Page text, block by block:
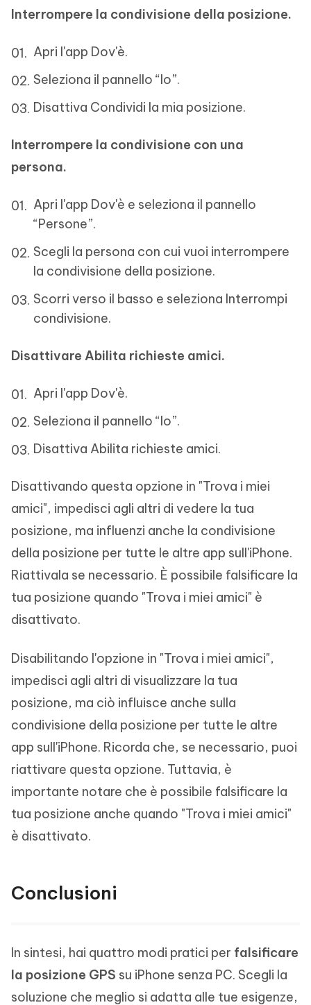
Interrompere la condivisione della posizione.
Apri l'app Dov'è.
Seleziona il pannello “Io”.
Disattiva Condividi la mia posizione.
Interrompere la condivisione con una
persona.
Apri l'app Dov'è e seleziona il pannello
“Persone”.
Scegli la persona con cui vuoi interrompere
la condivisione della posizione.
Scorri verso il basso e seleziona Interrompi
condivisione.
Disattivare Abilita richieste amici.
Apri l'app Dov'è.
Seleziona il pannello “Io”.
Disattiva Abilita richieste amici.
Disattivando questa opzione in "Trova i miei
amici", impedisci agli altri di vedere la tua
posizione, ma influenzi anche la condivisione
della posizione per tutte le altre app sull'iPhone.
Riattivala se necessario. È possibile falsificare la
tua posizione quando "Trova i miei amici" è
disattivato.
Disabilitando l'opzione in "Trova i miei amici",
impedisci agli altri di visualizzare la tua
posizione, ma ciò influisce anche sulla
condivisione della posizione per tutte le altre
app sull'iPhone. Ricorda che, se necessario, puoi
riattivare questa opzione. Tuttavia, è
importante notare che è possibile falsificare la
tua posizione anche quando "Trova i miei amici"
è disattivato.
Conclusioni
In sintesi, hai quattro modi pratici per falsificare
la posizione GPS su iPhone senza PC. Scegli la
soluzione che meglio si adatta alle tue esigenze,